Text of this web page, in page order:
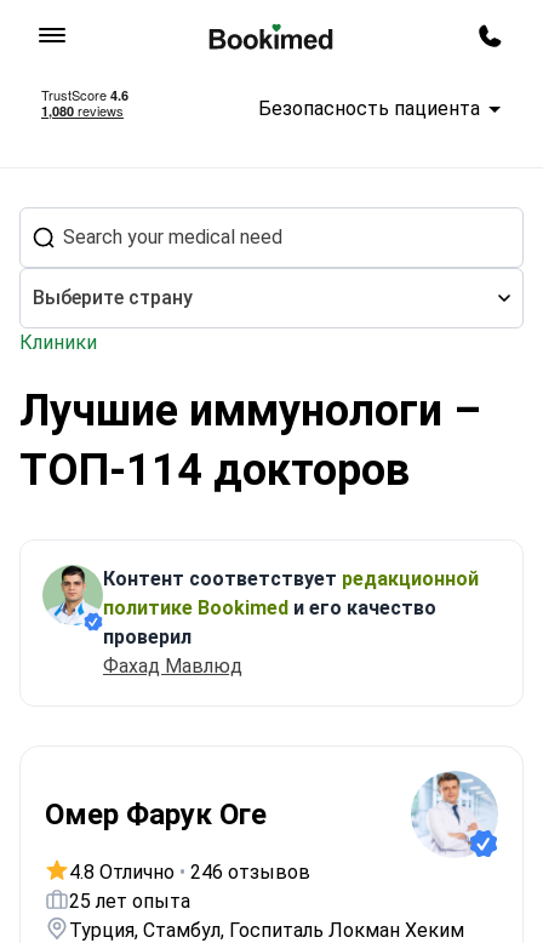
Безопасность пациента
Выберите страну
Клиники
Лечение за рубежом Иммунология
Лучшие иммунологи –
ТОП-114 докторов
Контент соответствует редакционной
политике Bookimed и его качество
проверил
Фахад Мавлюд
Омер Фарук Оге
4.8 Отлично • 246 отзывов
25 лет опыта
Турция, Стамбул, Госпиталь Локман Хеким